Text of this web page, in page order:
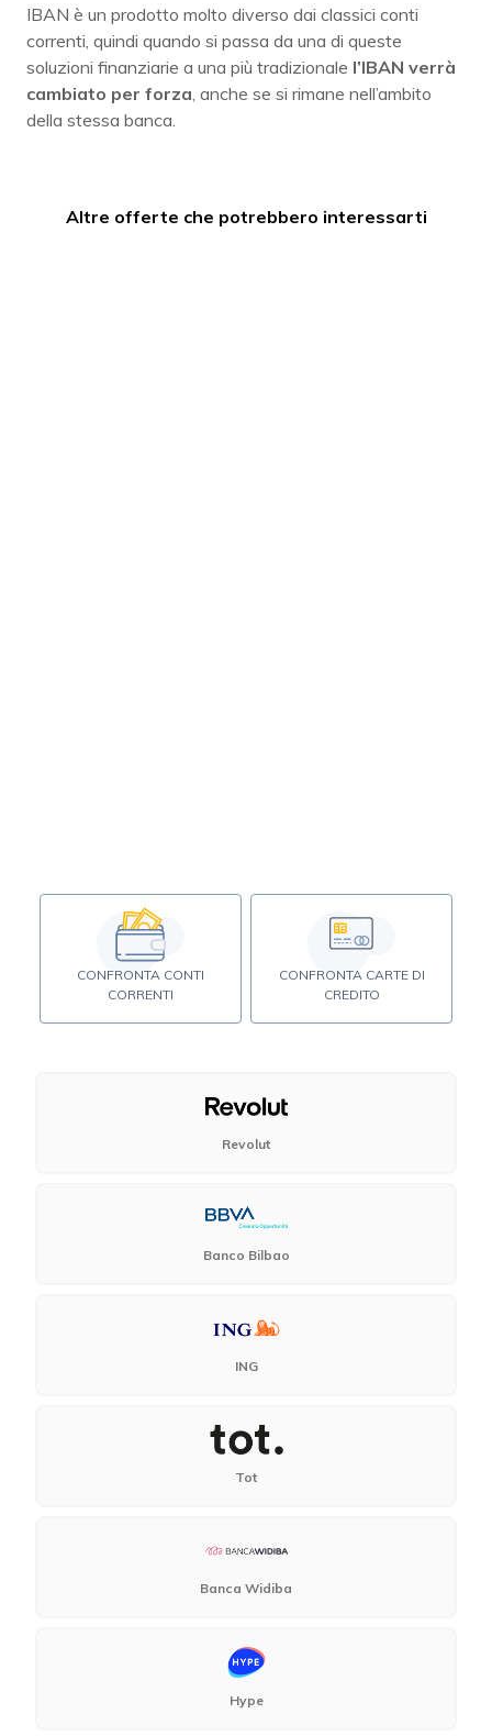
IBAN è un prodotto molto diverso dai classici conti
correnti, quindi quando si passa da una di queste
soluzioni finanziarie a una più tradizionale l’IBAN verrà
cambiato per forza , anche se si rimane nell’ambito
della stessa banca.
Altre offerte che potrebbero interessarti
CONFRONTA CONTI
CORRENTI
CONFRONTA CARTE DI
CREDITO
Revolut
Banco Bilbao
ING
Tot
Banca Widiba
Hype